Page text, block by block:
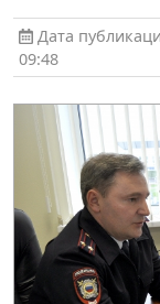
Дата
09:48